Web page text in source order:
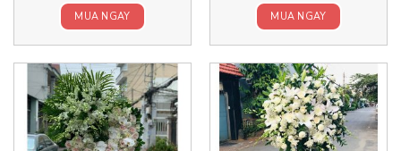
MUA NGAY MUA NGAY